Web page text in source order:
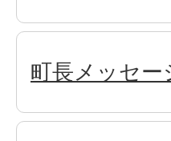
町長メッセー